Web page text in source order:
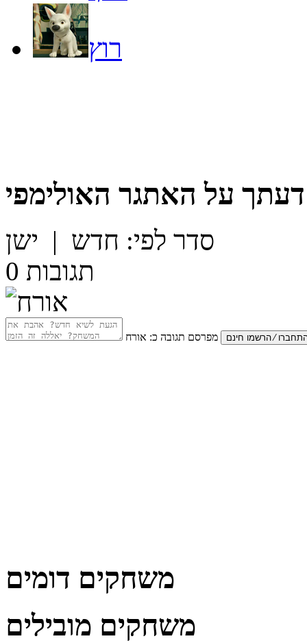
רוץ
על האתגר האולימפי
סדר לפי: חדש | ישן
0 תגובות
מפרסם תגובה כ: אורח
משחקים דומים
משחקים מובילים